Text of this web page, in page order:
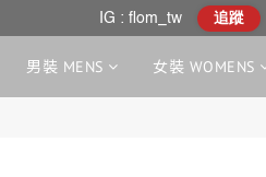
男裝 MENS 女裝 WOMENS
IG : flom_tw 追蹤